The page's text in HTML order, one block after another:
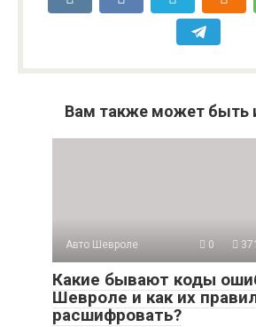
Вам также может быть
Авто Шевроле 0
Какие бывают коды
Шевроле и как их
расшифровать?